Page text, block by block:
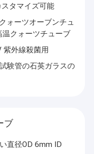
タマイズ可能
ォーツオーブンチュ
クォーツチューブ
紫外線殺菌用
験管の石英ガラスの
ブ
直径OD 6mm ID